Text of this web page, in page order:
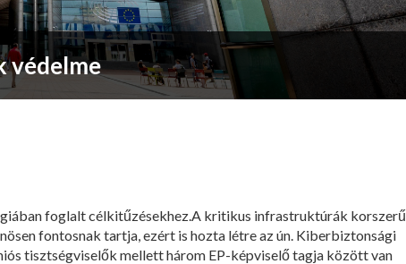
foglalt célkitűzésekhez.A kritikus infrastruktúrák korszerű
fontosnak tartja, ezért is hozta létre az ún. Kiberbiztonsági
tisztségviselők mellett három EP-képviselő tagja között van